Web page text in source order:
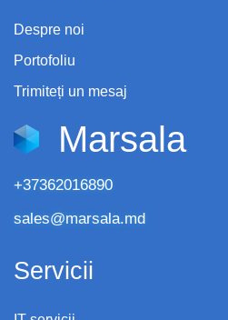
Despre noi
Portofoliu
Trimiteți un mesaj
Marsala
+37362016890
sales@marsala.md
Servicii